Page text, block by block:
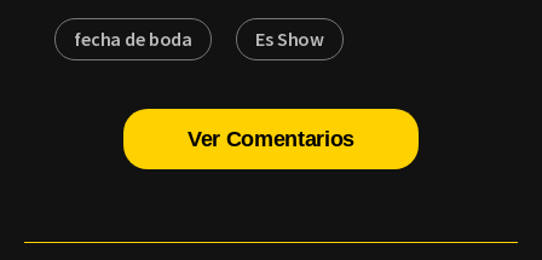
fecha de boda Es Show
Ver Comentarios